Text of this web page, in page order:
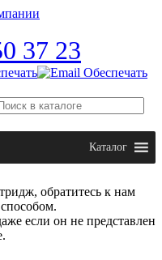
37 23
Каталог
обратитесь к нам
если он не представлен